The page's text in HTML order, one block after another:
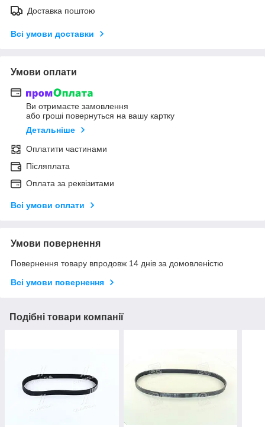
Доставка поштою
Всі умови доставки
Умови оплати
Ви отримаєте замовлення
або гроші повернуться на вашу картку
Детальніше
Оплатити частинами
Післяплата
Оплата за реквізитами
Всі умови оплати
Умови повернення
Повернення товару впродовж 14 днів за домовленістю
Всі умови повернення
Подібні товари компанії